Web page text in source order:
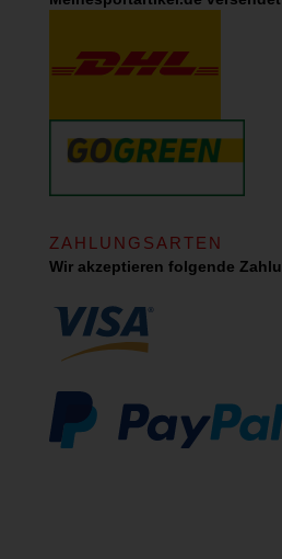
ZAHLUNGSARTEN
Wir akzeptieren folgende